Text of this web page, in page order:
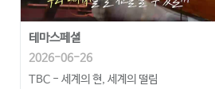
테마스페셜
2026-06-26
TBC - 세계의 현, 세계의 떨림